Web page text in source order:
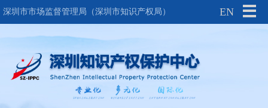
深圳市市场监督管理局（深圳市知识产权局） EN